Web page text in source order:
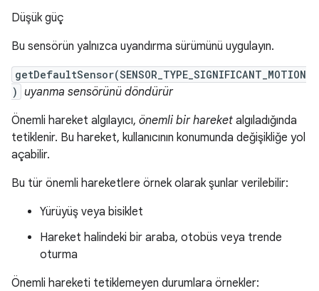
Düşük güç
Bu sensörün yalnızca uyandırma sürümünü uygulayın.
getDefaultSensor(SENSOR_TYPE_SIGNIFICANT_MOTION
) uyanma sensörünü döndürür
Önemli hareket algılayıcı, önemli bir hareket algıladığında
tetiklenir. Bu hareket, kullanıcının konumunda değişikliğe yol
açabilir.
Bu tür önemli hareketlere örnek olarak şunlar verilebilir:
Yürüyüş veya bisiklet
Hareket halindeki bir araba, otobüs veya trende
oturma
Önemli hareketi tetiklemeyen durumlara örnekler: